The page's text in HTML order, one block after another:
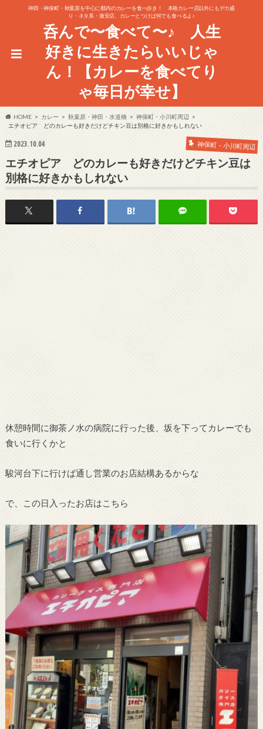
神田・神保町・秋葉原を中心に都内のカレーを食べ歩き！ 本格カレー店以外にもデカ盛
り・ネタ系・激安店、カレーとつけば何でも食べるよ♪
呑んで〜食べて〜♪ 人生
好きに生きたらいいじゃ
ん！【カレーを食べてり
ゃ毎日が幸せ】
HOME カレー 秋葉原・神田・水道橋
神保町・小川町周辺
エチオピア どのカレーも好きだけどチキン豆は別格に好きかもしれない
2023.10.04 神保町・小川町周辺
エチオピア どのカレーも好きだけどチキン豆は
別格に好きかもしれない
休憩時間に御茶ノ水の病院に行った後、坂を下ってカレーでも
食いに行くかと
駿河台下に行けば通し営業のお店結構あるからな
で、この日入ったお店はこちら